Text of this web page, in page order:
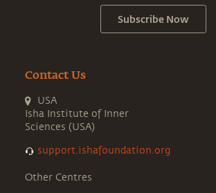
Subscribe Now
Contact Us
USA
Isha Institute of Inner
Sciences (USA)
support.ishafoundation.org
Other Centres